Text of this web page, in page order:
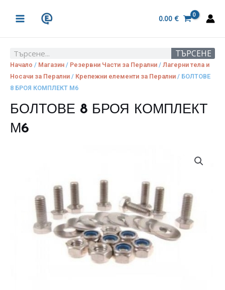
MENU
0.00 €
Search ТЪРСЕНЕ
Начало / Магазин / Резервни Части за Перални / Лагерни тела и
Носачи за Перални / Крепежни елементи за Перални / БОЛТОВЕ
8 БРОЯ КОМПЛЕКТ М6
БОЛТОВЕ 8 БРОЯ КОМПЛЕКТ
М6